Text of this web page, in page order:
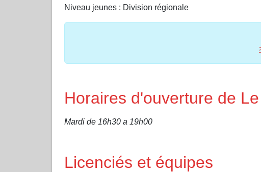
Niveau jeunes : Division régionale
Horaires d'ouverture de
Mardi de 16h30 a 19h00
Licenciés et équipes